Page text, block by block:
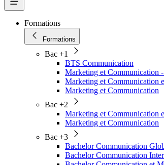
Formations
Formations
Bac +1
BTS Communication
Marketing et Communication
Marketing et Communication
Marketing et Communication
Bac +2
Marketing et Communication
Marketing et Communication
Bac +3
Bachelor Communication
Bachelor Communication